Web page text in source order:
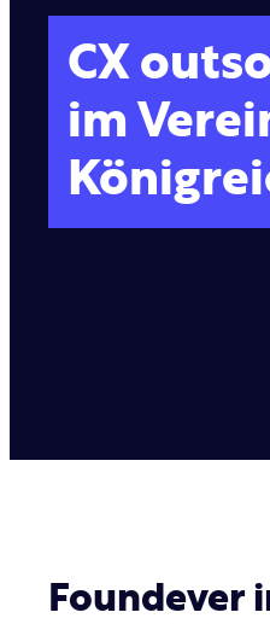
CX
im
Foundever